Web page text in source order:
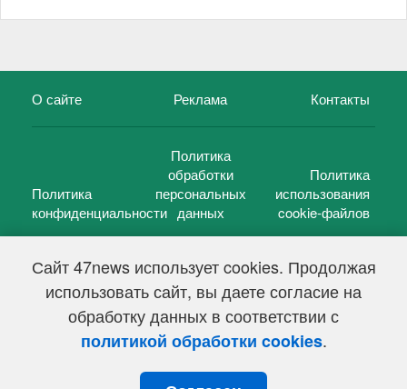
Сайт 47news использует cookies. Продолжая
использовать сайт, вы даете согласие на
обработку данных в соответствии с
политикой обработки cookies.
О сайте Реклама Контакты
Политика
конфиденциальности
Политика
обработки
персональных
данных
Политика
использования
cookie-файлов
47 новостей (47 news)2005 — 2026 г.
Свидетельство о регистрации СМИ Эл № ФС 77-39848, выдано
Федеральной службой по надзору в сфере связи,
информационных технологий и массовых коммуникаций